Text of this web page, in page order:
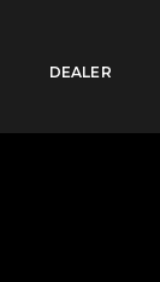
DEALER